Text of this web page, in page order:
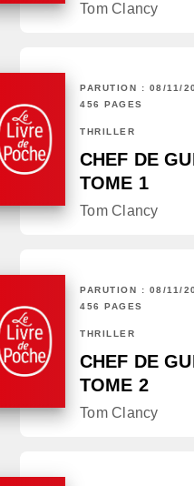
Tom Clancy
PARUTION : 08/11/
456 PAGES
THRILLER
CHEF DE
TOME 1
Tom Clancy
PARUTION : 08/11/
456 PAGES
THRILLER
CHEF DE
TOME 2
Tom Clancy